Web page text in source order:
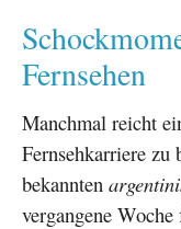
Fernsehen
Manchmal reicht
Fernsehkarriere zu
bekannten
vergangene